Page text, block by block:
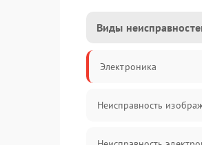
Виды
Электроника
Неисправность